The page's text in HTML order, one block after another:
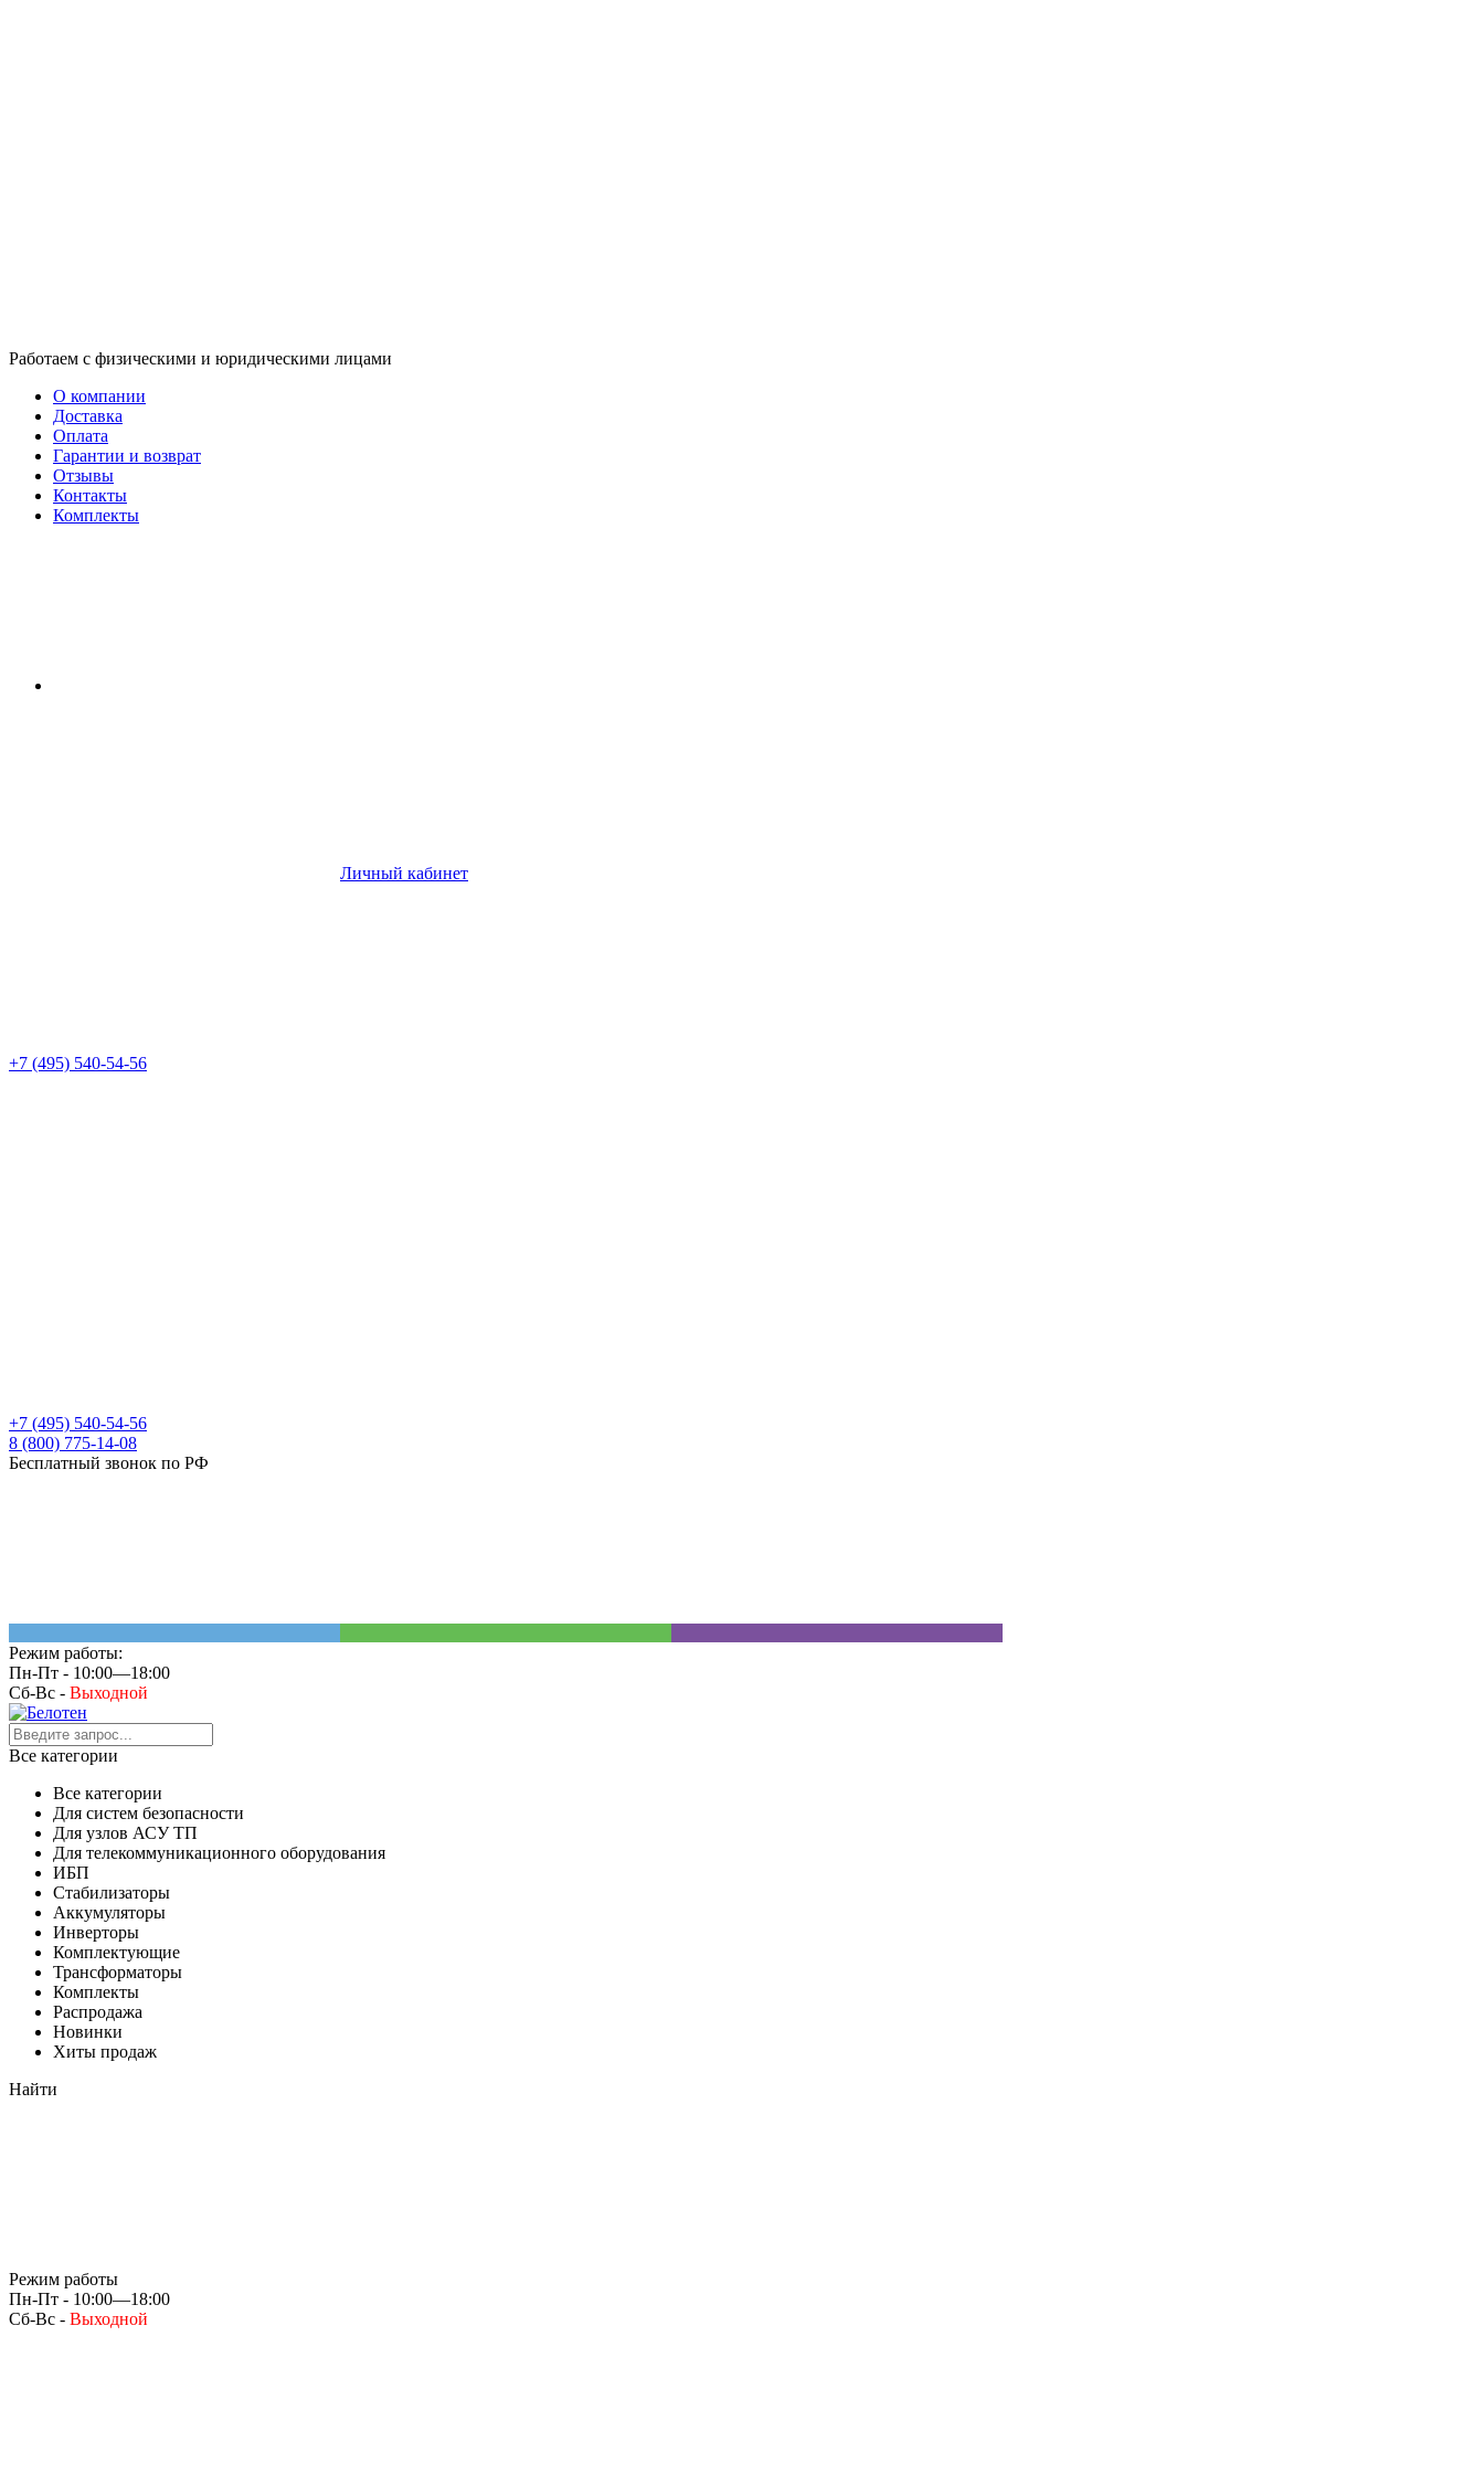
Работаем с физическими и юридическими лицами
О компании
Доставка
Оплата
Гарантии и возврат
Отзывы
Контакты
Комплекты
Личный кабинет
+7 (495) 540-54-56
+7 (495) 540-54-56
8 (800) 775-14-08
Бесплатный звонок по РФ
Режим работы:
Пн-Пт - 10:00—18:00
Сб-Вс - Выходной
Все категории
Все категории
Для систем безопасности
Для узлов АСУ ТП
Для телекоммуникационного оборудования
ИБП
Стабилизаторы
Аккумуляторы
Инверторы
Комплектующие
Трансформаторы
Комплекты
Распродажа
Новинки
Хиты продаж
Найти
Режим работы
Пн-Пт - 10:00—18:00
Сб-Вс - Выходной